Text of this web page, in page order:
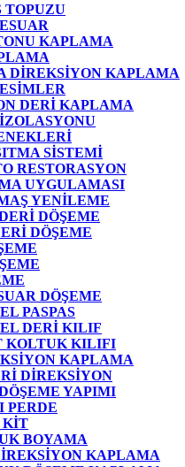
TOPUZU
KAPLAMA
DİREKSİYON KAPLAMA
DERİ KAPLAMA
SİSTEMİ
RESTORASYON
UYGULAMASI
YENİLEME
DÖŞEME
DÖŞEME
DÖŞEME
PASPAS
DERİ KILIF
KOLTUK KILIFI
KAPLAMA
DİREKSİYON
YAPIMI
PERDE
KİT
BOYAMA
KAPLAMA